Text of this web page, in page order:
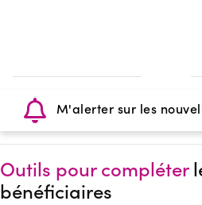
M'alerter sur les
Outils pour compléter
bénéficiaires